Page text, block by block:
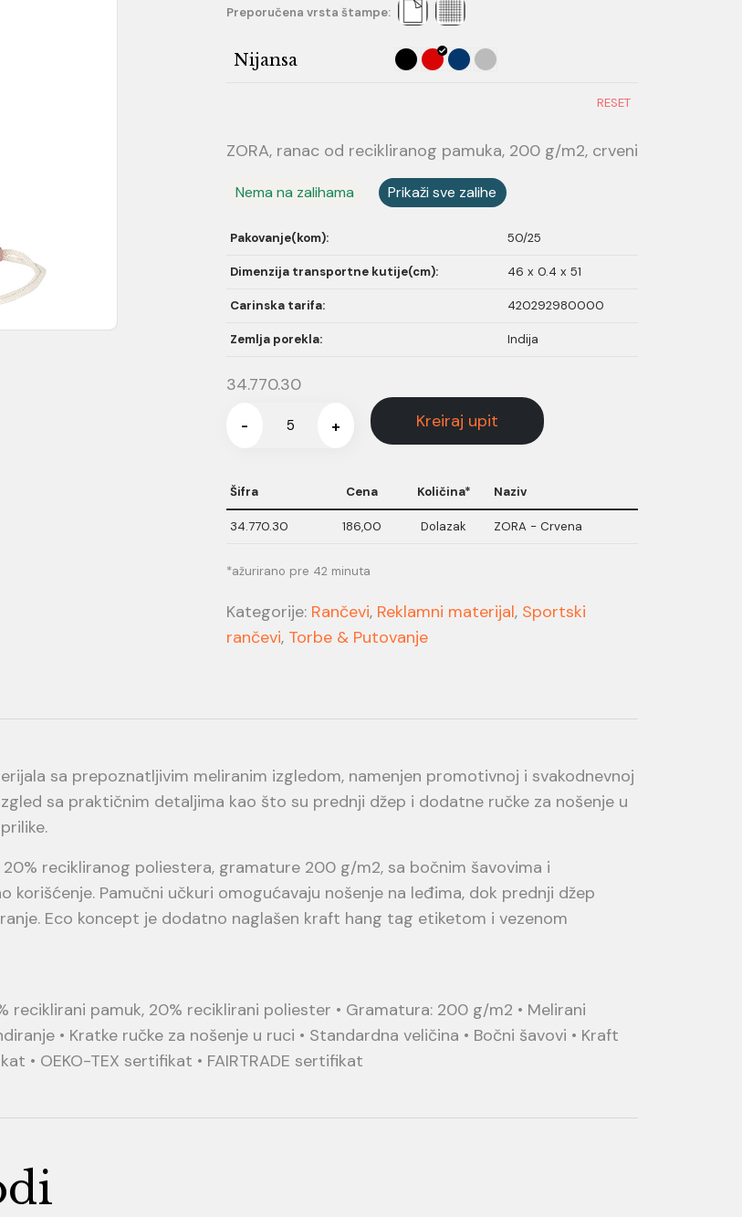
Preporučena vrsta štampe:
Nijansa
RESET
ZORA, ranac od recikliranog pamuka, 200 g/m2, crveni
Nema na zalihama Prikaži sve zalihe
Pakovanje(kom): 50/25
Dimenzija transportne kutije(cm): 46 x 0.4 x 51
Carinska tarifa: 420292980000
Zemlja porekla: Indija
34.770.30
- + Kreiraj upit
Šifra Cena Količina* Naziv
34.770.30 186,00 Dolazak ZORA - Crvena
*ažurirano pre 42 minuta
Kategorije: Rančevi, Reklamni materijal, Sportski
rančevi, Torbe & Putovanje
sa prepoznatljivim meliranim izgledom, namenjen promotivnoj i svakodnevnoj
sa praktičnim detaljima kao što su prednji džep i dodatne ručke za nošenje u
recikliranog poliestera, gramature 200 g/m2, sa bočnim šavovima i
Pamučni učkuri omogućavaju nošenje na leđima, dok prednji džep
Eco koncept je dodatno naglašen kraft hang tag etiketom i vezenom
reciklirani pamuk, 20% reciklirani poliester • Gramatura: 200 g/m2 • Melirani
• Kratke ručke za nošenje u ruci • Standardna veličina • Bočni šavovi • Kraft
• OEKO-TEX sertifikat • FAIRTRADE sertifikat